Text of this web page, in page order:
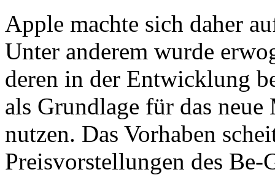
Apple machte sich daher
Unter anderem wurde
deren in der Entwicklung
als Grundlage für das
nutzen. Das Vorhaben
Preisvorstellungen des Be-